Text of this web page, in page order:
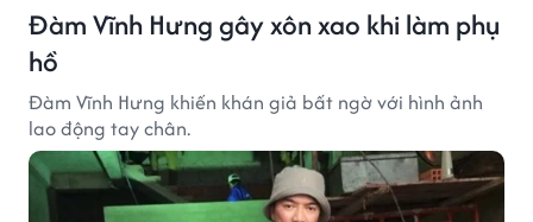
Đàm Vĩnh Hưng gây xôn xao khi làm phụ
hồ
Đàm Vĩnh Hưng khiến khán giả bất ngờ với hình ảnh
lao động tay chân.